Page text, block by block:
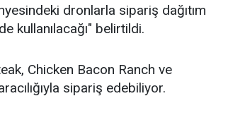
dronlarla sipariş dağıtım
kullanılacağı" belirtildi.
Chicken Bacon Ranch ve
sipariş edebiliyor.